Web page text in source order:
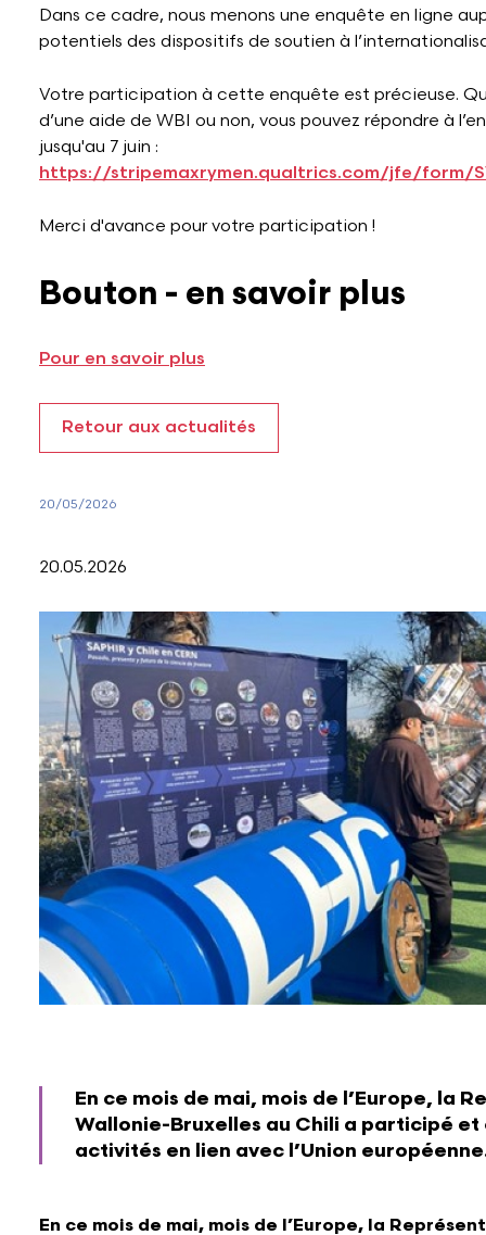
Dans ce cadre, nous menons une enquête en ligne
potentiels des dispositifs de soutien à
Votre participation à cette enquête est précieuse.
d’une aide de WBI ou non, vous pouvez répondre à
jusqu'au 7 juin :
https://stripemaxrymen.qualtrics.com/jfe/form/
Merci d'avance pour votre participation !
Bouton - en savoir plus
Pour en savoir plus
Retour aux actualités
20/05/2026
20.05.2026
En ce mois de mai, mois de l’Europe, la
Wallonie-Bruxelles au Chili a participé et
activités en lien avec l’Union
En ce mois de mai, mois de l’Europe, la